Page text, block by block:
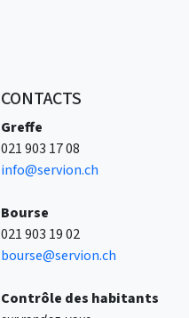
CONTACTS
Greffe
021 903 17 08
info@servion.ch
Bourse
021 903 19 02
bourse@servion.ch
Contrôle des habitants